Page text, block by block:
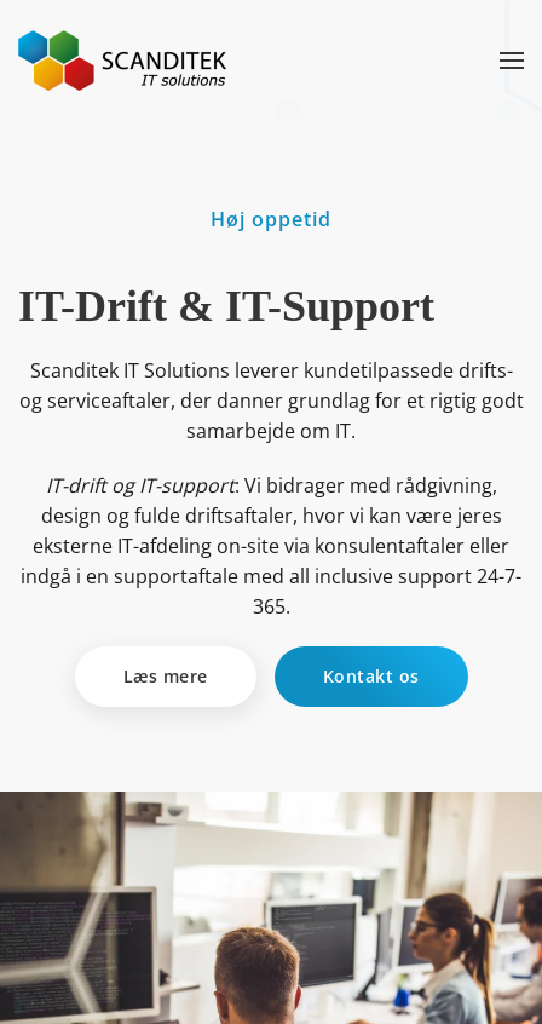
Gå til hovedindhold
Høj oppetid
IT-Drift & IT-Support
Scanditek IT Solutions leverer kundetilpassede drifts-
og serviceaftaler, der danner grundlag for et rigtig godt
samarbejde om IT.
IT-drift og IT-support: Vi bidrager med rådgivning,
design og fulde driftsaftaler, hvor vi kan være jeres
eksterne IT-afdeling on-site via konsulentaftaler eller
indgå i en supportaftale med all inclusive support 24-7-
365.
Læs mere Kontakt os